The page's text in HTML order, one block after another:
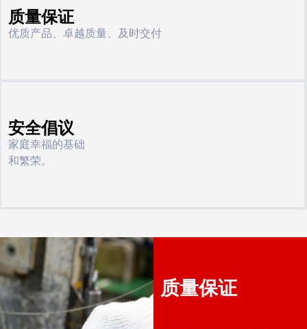
质量保证
优质产品、卓越质量、及时交付
安全倡议
家庭幸福的基础
和繁荣。
质量保证